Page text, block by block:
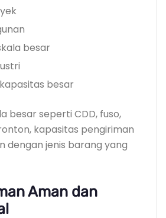
besar
besar
besar seperti CDD, fuso,
kapasitas pengiriman
dengan jenis barang yang
Aman dan